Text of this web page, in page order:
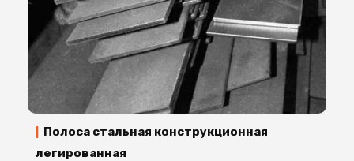
Полоса стальная конструкционная
легированная